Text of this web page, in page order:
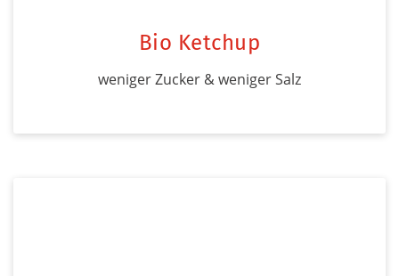
Bio Ketchup
weniger Zucker & weniger Salz